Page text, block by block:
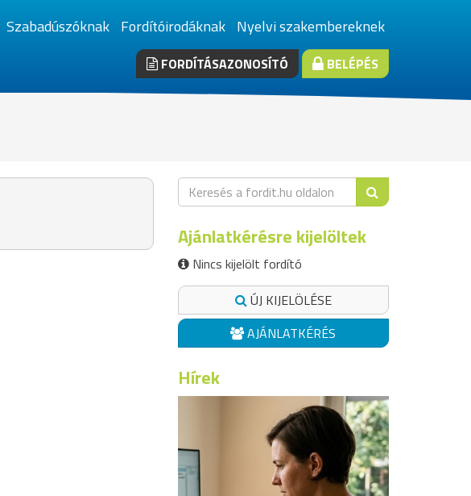
Szabadúszóknak Fordítóirodáknak Nyelvi szakembereknek
FORDÍTÁSAZONOSÍTÓ BELÉPÉS
Ajánlatkérésre kijelöltek
Nincs kijelölt fordító
ÚJ KIJELÖLÉSE
AJÁNLATKÉRÉS
Hírek